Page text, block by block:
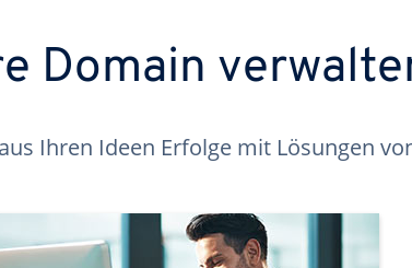
Domain
Ihren Ideen Erfolge mit Lösungen